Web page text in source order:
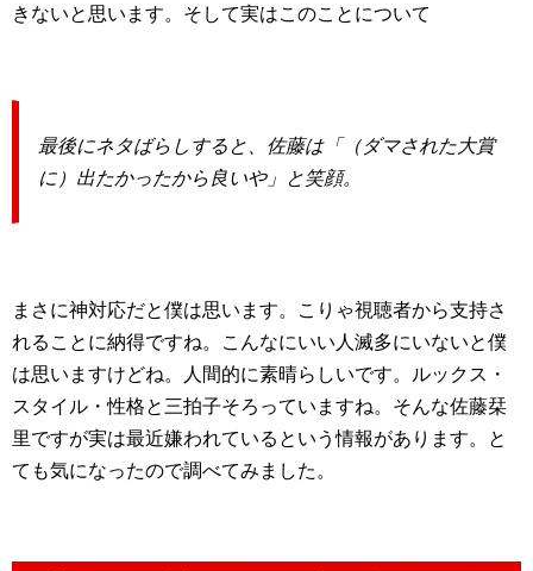
きないと思います。そして実はこのことについて
最後にネタばらしすると、佐藤は「（ダマされた大賞
に）出たかったから良いや」と笑顔。
まさに神対応だと僕は思います。こりゃ視聴者から支持さ
れることに納得ですね。こんなにいい人滅多にいないと僕
は思いますけどね。人間的に素晴らしいです。ルックス・
スタイル・性格と三拍子そろっていますね。そんな佐藤栞
里ですが実は最近嫌われているという情報があります。と
ても気になったので調べてみました。